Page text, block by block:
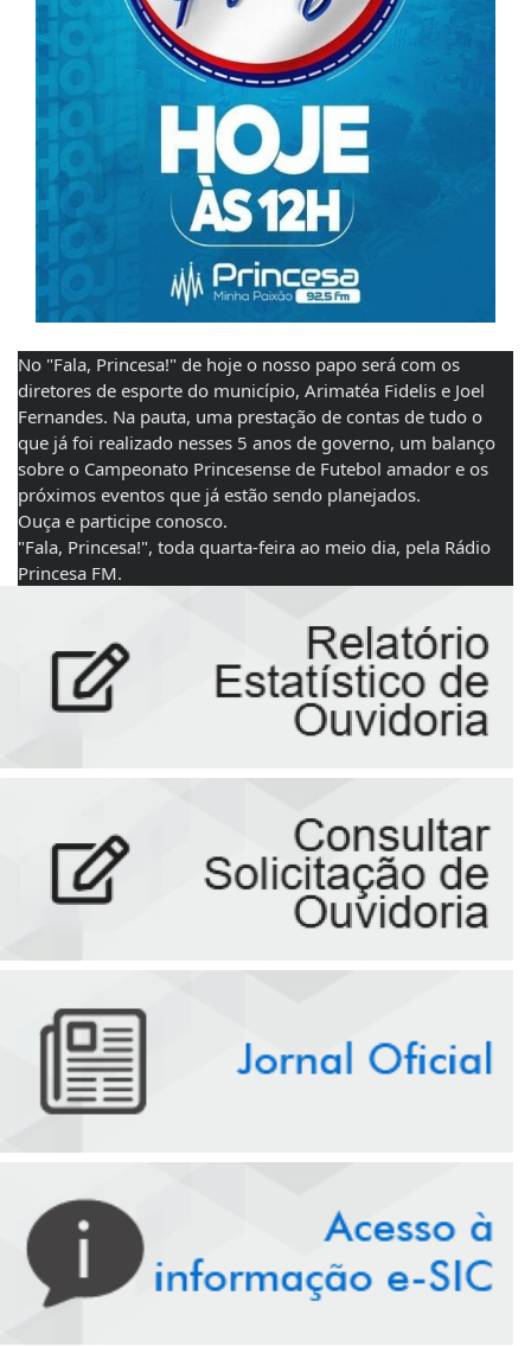
No "Fala, Princesa!" de hoje o nosso papo será com os
diretores de esporte do município, Arimatéa Fidelis e Joel
Fernandes. Na pauta, uma prestação de contas de tudo o
que já foi realizado nesses 5 anos de governo, um balanço
sobre o Campeonato Princesense de Futebol amador e os
próximos eventos que já estão sendo planejados.
Ouça e participe conosco.
"Fala, Princesa!", toda quarta-feira ao meio dia, pela Rádio
Princesa FM.